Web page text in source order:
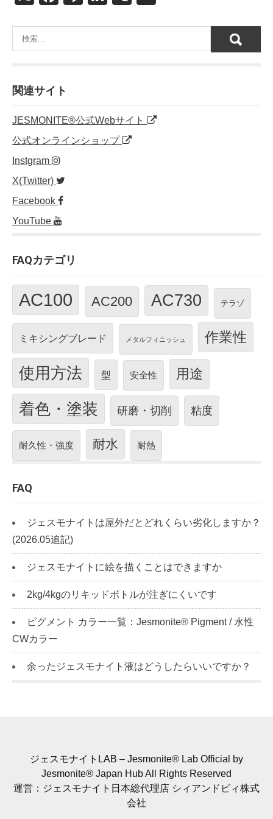
c
e
o
o
k
e
k
e
C
h
ail
関連サイト
JESMONITE®公式Webサイト
公式オンラインショップ
Instgram
X(Twitter)
Facebook
YouTube
FAQカテゴリ
AC100 AC200 AC730 テラゾ
ミキシングブレード メタルフィニッシュ 作業性
使用方法 型 安全性 用途
着色・塗装 研磨・切削 粘度
耐久性・強度 耐水 耐熱
FAQ
ジェスモナイトは屋外だとどれくらい劣化しますか？
(2026.05追記)
ジェスモナイトに絵を描くことはできますか
2kg/4kgのリキッドボトルが注ぎにくいです
ピグメント カラー一覧：Jesmonite® Pigment / 水性
CWカラー
余ったジェスモナイト液はどうしたらいいですか？
ジェスモナイトLAB – Jesmonite® Lab Official by
Jesmonite® Japan Hub All Rights Reserved
運営：ジェスモナイト日本総代理店 シィアンドビィ株式
会社